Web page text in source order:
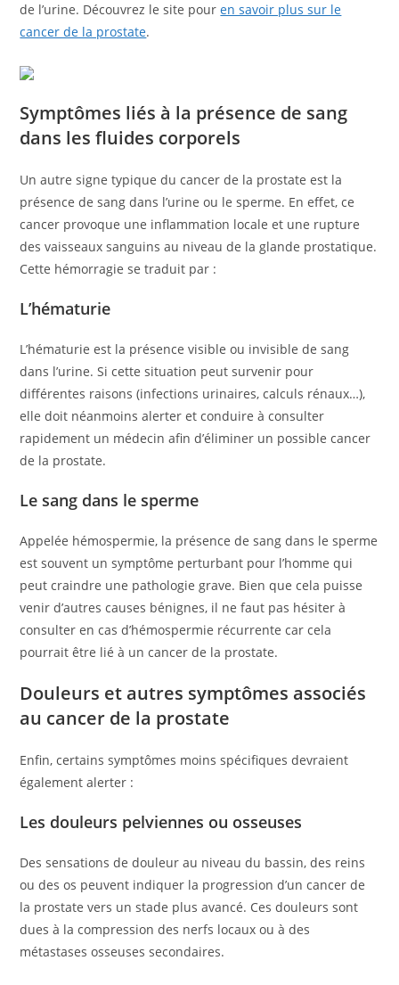
de l’urine. Découvrez le site pouren savoir plus sur le
cancer de la prostate.
Symptômes liés à la présence de sang
dans les fluides corporels
Un autre signe typique du cancer de la prostate est la
présence de sang dans l’urine ou le sperme. En effet, ce
cancer provoque une inflammation locale et une rupture
des vaisseaux sanguins au niveau de la glande prostatique.
Cette hémorragie se traduit par :
L’hématurie
L’hématurie est la présence visible ou invisible de sang
dans l’urine. Si cette situation peut survenir pour
différentes raisons (infections urinaires, calculs rénaux…),
elle doit néanmoins alerter et conduire à consulter
rapidement un médecin afin d’éliminer un possible cancer
de la prostate.
Le sang dans le sperme
Appelée hémospermie, la présence de sang dans le sperme
est souvent un symptôme perturbant pour l’homme qui
peut craindre une pathologie grave. Bien que cela puisse
venir d’autres causes bénignes, il ne faut pas hésiter à
consulter en cas d’hémospermie récurrente car cela
pourrait être lié à un cancer de la prostate.
Douleurs et autres symptômes associés
au cancer de la prostate
Enfin, certains symptômes moins spécifiques devraient
également alerter :
Les douleurs pelviennes ou osseuses
Des sensations de douleur au niveau du bassin, des reins
ou des os peuvent indiquer la progression d’un cancer de
la prostate vers un stade plus avancé. Ces douleurs sont
dues à la compression des nerfs locaux ou à des
métastases osseuses secondaires.